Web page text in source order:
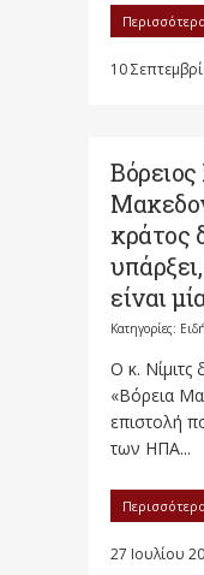
10
κράτος
είναι
Κατηγορίες:
Ο κ. Νίμιτς
«Βόρεια
επιστολή
των ΗΠΑ...
27 Ιουλίου